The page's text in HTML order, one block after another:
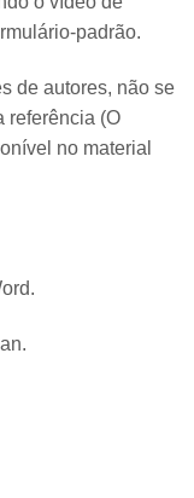
padrão.
de autores, não se
referência (O
no material